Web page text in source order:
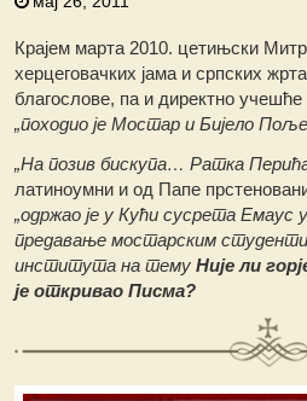
Крајем марта 2010. цетињски
херцеговачких јама и српских
благослове, па и директно учешће
„походио је Мостар и Бијело
„На позив бискупа… Ратка
латиноумни и од Папе
„одржао је у Кући сусрета Емаус
предавање мостарским
института на темуНије ли
је откривао Писма?